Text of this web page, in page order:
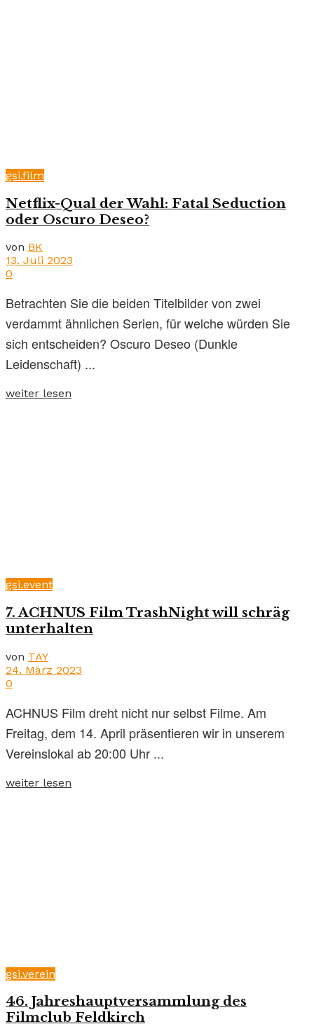
gsi.film
Netflix-Qual der Wahl: Fatal Seduction
oder Oscuro Deseo?
von BK
13. Juli 2023
0
Betrachten Sie die beiden Titelbilder von zwei
verdammt ähnlichen Serien, für welche würden Sie
sich entscheiden? Oscuro Deseo (Dunkle
Leidenschaft) ...
weiter lesen
gsi.event
7. ACHNUS Film TrashNight will schräg
unterhalten
von TAY
24. März 2023
0
ACHNUS Film dreht nicht nur selbst Filme. Am
Freitag, dem 14. April präsentieren wir in unserem
Vereinslokal ab 20:00 Uhr ...
weiter lesen
gsi.verein
46. Jahreshauptversammlung des
Filmclub Feldkirch